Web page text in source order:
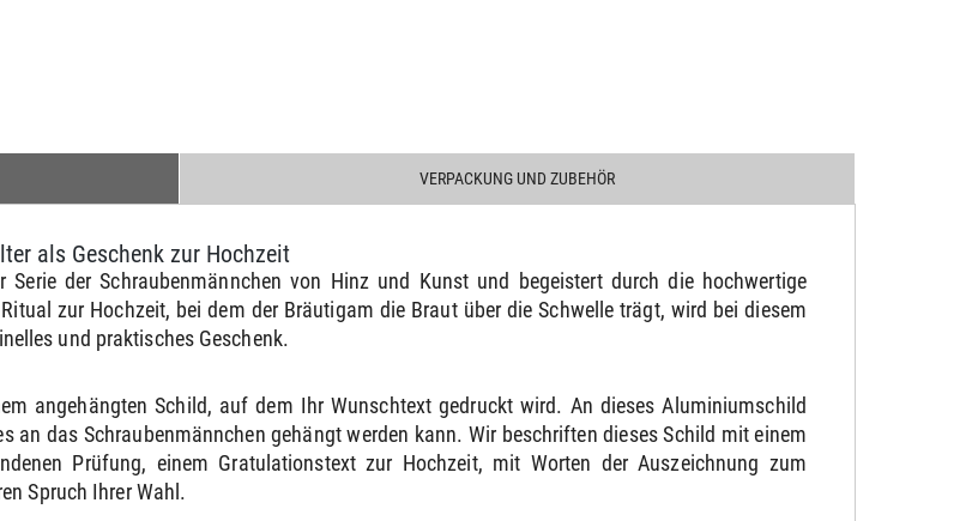
VERPACKUNG UND ZUBEHÖR
als Geschenk zur Hochzeit
der Schraubenmännchen von Hinz und Kunst und begeistert durch die hochwertige
zur Hochzeit, bei dem der Bräutigam die Braut über die Schwelle trägt, wird bei diesem
und praktisches Geschenk.
angehängten Schild, auf dem Ihr Wunschtext gedruckt wird. An dieses Aluminiumschild
an das Schraubenmännchen gehängt werden kann. Wir beschriften dieses Schild mit einem
Prüfung, einem Gratulationstext zur Hochzeit, mit Worten der Auszeichnung zum
Spruch Ihrer Wahl.